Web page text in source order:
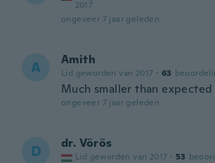
2017
ongeveer 7 jaar geleden
A Amith
Lid geworden van 2017 · 63
Much smaller than expected
ongeveer 7 jaar geleden
D dr. Vörös
Lid geworden van 2017 · 53